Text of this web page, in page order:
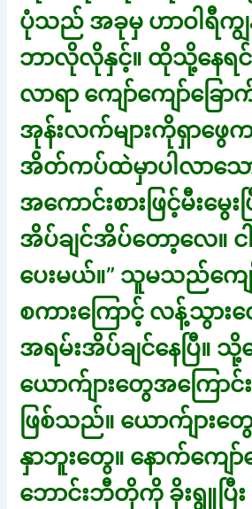
ပုံသည် အခုမှ ဟာဝါရီက
ဘာလိုလိုနှင့်။ ထိုသို့နေရင်
လာရာ ကျော်ကျော်ခြေ
အုန်းလက်များကိုရှာဖွေ
အိတ်ကပ်ထဲမှာပါလာသော
အကောင်းစားဖြင့်မီးမွေ
အိပ်ချင်အိပ်တော့လေ။ ငါ
ပေးမယ်။” သူမသည်ကျေ
စကားကြောင့် လန့်သွာ
အရမ်းအိပ်ချင်နေပြီ။
ယောက်ျားတွေအကြော
ဖြစ်သည်။ ယောက်ျား
နှာဘူးတွေ။ နောက်ကျေ
ဘောင်းဘီတိုကို ခိုးရွူပ